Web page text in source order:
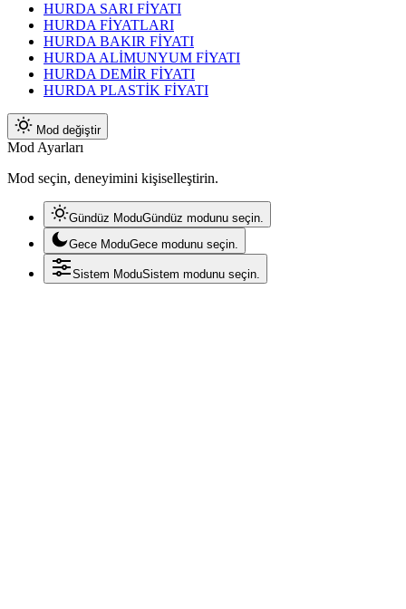
HURDA SARI FİYATI
HURDA FİYATLARI
HURDA BAKIR FİYATI
HURDA ALİMUNYUM FİYATI
HURDA DEMİR FİYATI
HURDA PLASTİK FİYATI
Mod değiştir
Mod Ayarları
Mod seçin, deneyimini kişiselleştirin.
Gündüz ModuGündüz modunu seçin.
Gece ModuGece modunu seçin.
Sistem ModuSistem modunu seçin.